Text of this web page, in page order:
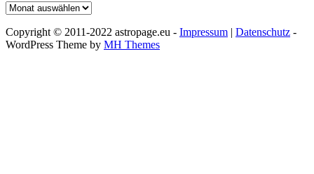
Archiv
Copyright © 2011-2022 astropage.eu - Impressum | Datenschutz -
WordPress Theme by MH Themes